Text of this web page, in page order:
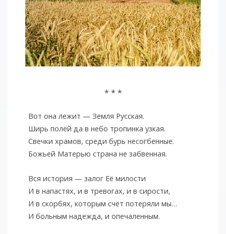
* * *
Вот она лежит — Земля Русская.
Ширь полей да в небо тропинка узкая.
Свечки храмов, среди бурь несогбенные.
Божьей Матерью страна не забвенная.
Вся история — залог Её милости
И в напастях, и в тревогах, и в сирости,
И в скорбях, которым счёт потеряли мы…
И больным надежда, и опечаленным.